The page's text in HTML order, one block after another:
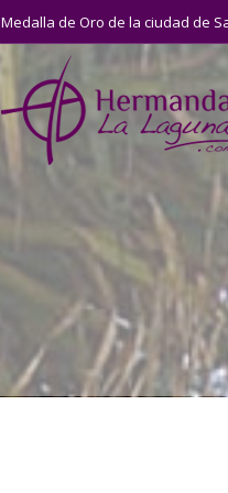
Medalla de Oro de la ciudad de